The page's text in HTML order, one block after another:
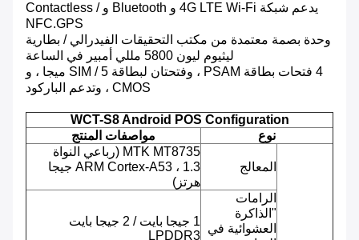
يدعم شبكة 4G LTE Wi-Fi و Bluetooth و Contactless /
NFC.GPS
وحدة بصمة معتمدة من مكتب التحقيقات الفيدرالي / بطارية
ليثيوم ليون 5800 مللي أمبير في الساعة
4 فتحات بطاقة PSAM ، وفتحتان لبطاقة SIM / 5 ميجا ، و
CMOS ، وتدعم الباركود
WCT-S8 Android POS Configuration
نوع
مواصفات المنتج
المعالج
MTK MT8735 (رباعي النواة
ARM Cortex-A53 ، 1.3 جيجا
هرتز)
الرامات
"الذاكرة
العشوائية في
1 جيجا بايت / 2 جيجا بايت
LPDDR3